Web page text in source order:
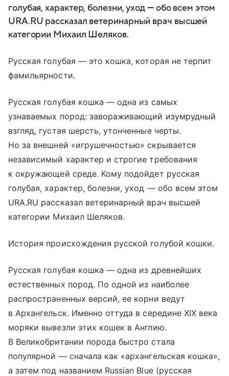
голубая, характер, болезни, уход — обо всем этом
URA.RU рассказал ветеринарный врач высшей
категории Михаил Шеляков.
Русская голубая — это кошка, которая не терпит
фамильярности.
Русская голубая кошка — одна из самых
узнаваемых пород: завораживающий изумрудный
взгляд, густая шерсть, утонченные черты.
Но за внешней «игрушечностью» скрывается
независимый характер и строгие требования
к окружающей среде. Кому подойдет русская
голубая, характер, болезни, уход — обо всем этом
URA.RU рассказал ветеринарный врач высшей
категории Михаил Шеляков.
История происхождения русской голубой кошки.
Русская голубая кошка — одна из древнейших
естественных пород. По одной из наиболее
распространенных версий, ее корни ведут
в Архангельск. Именно оттуда в середине XIX века
моряки вывезли этих кошек в Англию.
В Великобритании порода быстро стала
популярной — сначала как «архангельская кошка»,
а затем под названием Russian Blue (русская